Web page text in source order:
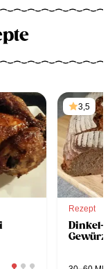
3,5
Rezept
Dinkel-